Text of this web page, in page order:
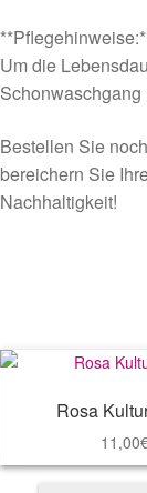
Um die
Bestellen Sie
bereichern Sie
Nachhaltigkeit!
Rosa
11,00